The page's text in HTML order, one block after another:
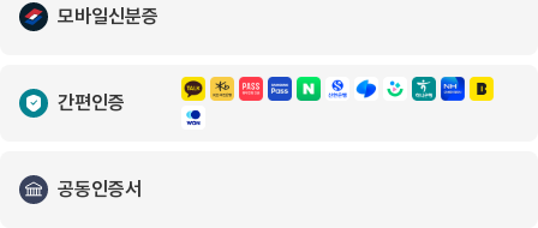
모바일신분증
간편인증
공동인증서